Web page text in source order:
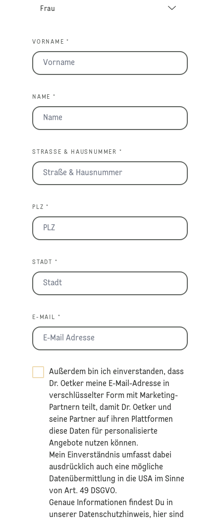
VORNAME *
NAME *
STRASSE & HAUSNUMMER *
PLZ *
STADT *
E-MAIL *
Außerdem bin ich einverstanden, dass
Dr. Oetker meine E-Mail-Adresse in
verschlüsselter Form mit Marketing-
Partnern teilt, damit Dr. Oetker und
seine Partner auf ihren Plattformen
diese Daten für personalisierte
Angebote nutzen können.
Mein Einverständnis umfasst dabei
ausdrücklich auch eine mögliche
Datenübermittlung in die USA im Sinne
von Art. 49 DSGVO.​
​Genaue Informationen findest Du in
unserer Datenschutzhinweis, hier sind